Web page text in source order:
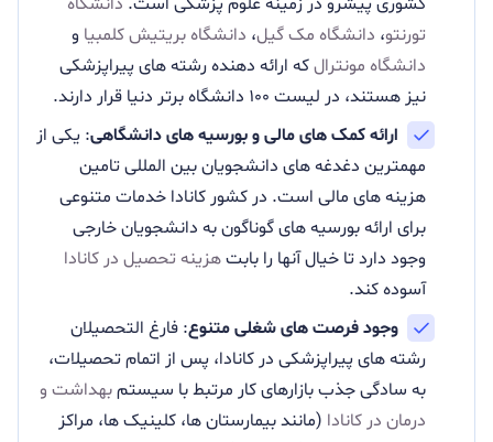
تورنتو، دانشگاه مک گیل، دانشگاه بریتیش کلمبیا و
دانشگاه مونترالکه ارائه دهنده رشته های پیراپزشکی
نیز هستند، در لیست ۱۰۰ دانشگاه برتر دنیا قرار دارند.
ارائه کمک های مالی و بورسیه های دانشگاهی: یکی از
مهمترین دغدغه های دانشجویان بین المللی تامین
هزینه های مالی است. در کشور کانادا خدمات متنوعی
برای ارائه بورسیه های گوناگون به دانشجویان خارجی
وجود دارد تا خیال آنها را بابتهزینه تحصیل در کانادا
آسوده کند.
وجود فرصت های شغلی متنوع: فارغ التحصیلان
رشته های پیراپزشکی در کانادا، پس از اتمام تحصیلات،
به سادگی جذب بازارهای کار مرتبط با سیستمبهداشت و
درمان در کانادا (مانند بیمارستان ها، کلینیک ها، مراکز